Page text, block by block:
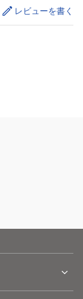
レビューを書く